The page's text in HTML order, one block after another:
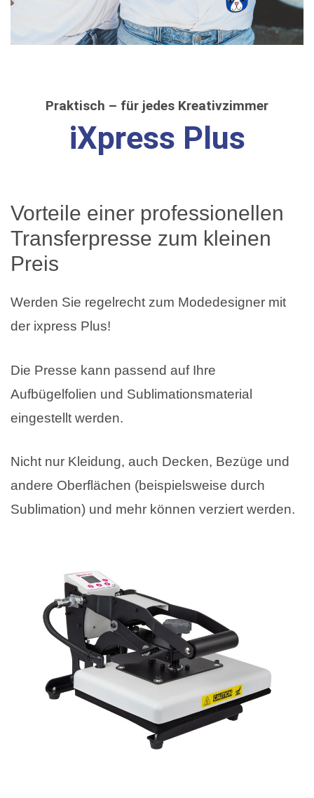
Praktisch – für jedes Kreativzimmer
iXpress Plus
Vorteile einer professionellen
Transferpresse zum kleinen
Preis
Werden Sie regelrecht zum Modedesigner mit
der ixpress Plus!
Die Presse kann passend auf Ihre
Aufbügelfolien und Sublimationsmaterial
eingestellt werden.
Nicht nur Kleidung, auch Decken, Bezüge und
andere Oberflächen (beispielsweise durch
Sublimation) und mehr können verziert werden.